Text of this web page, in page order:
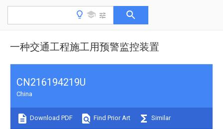
一种交通工程施工用预警监控装置
CN216194219U
China
Download PDF Find Prior Art Similar